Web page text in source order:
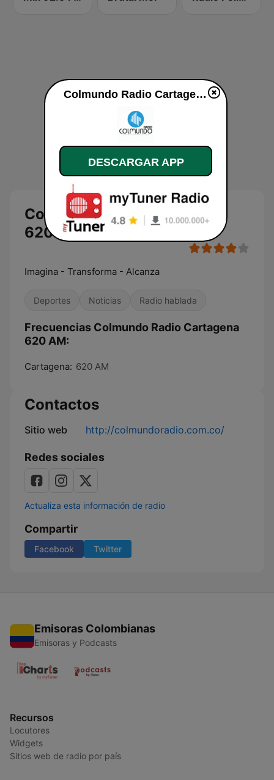
Colmundo Radio Cartagena
620 AM en vivo
Imagina - Transforma - Alcanza
Deportes Noticias Radio hablada
Frecuencias Colmundo Radio Cartagena
620 AM:
Cartagena: 620 AM
Contactos
Sitio web http://colmundoradio.com.co/
Redes sociales
Actualiza esta información de radio
Compartir
Facebook Twitter
Emisoras Colombianas
Emisoras y Podcasts
Recursos
Locutores
Widgets
Sitios web de radio por país
Colmundo Radio Cartagena 620 AM en vivo
DESCARGAR APP